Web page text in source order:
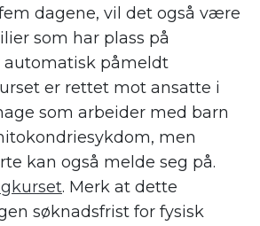
dagene, vil det også være
som har plass på
automatisk påmeldt
er rettet mot ansatte i
som arbeider med barn
men
kan også melde seg på.
. Merk at dette
søknadsfrist for fysisk